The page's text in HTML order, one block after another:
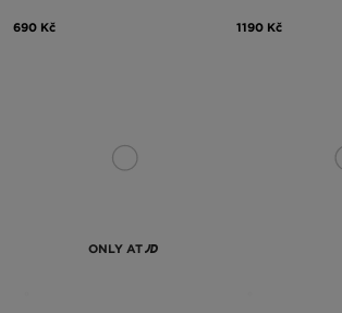
690 Kč 1190 Kč
ONLY AT